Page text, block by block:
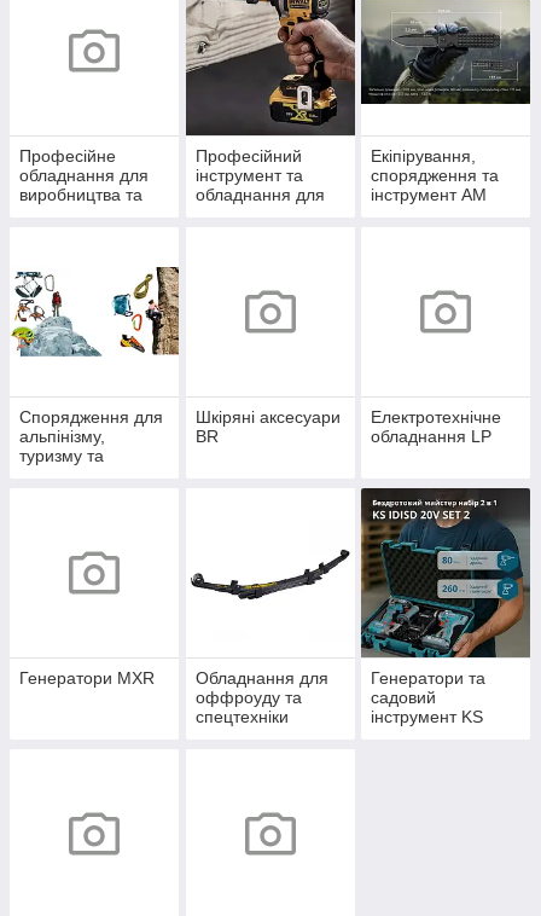
Професійне
обладнання для
виробництва та
Професійний
інструмент та
обладнання для
Екіпірування,
спорядження та
інструмент AM
Спорядження для
альпінізму,
туризму та
Шкіряні аксесуари
BR
Електротехнічне
обладнання LP
Генератори MXR
Обладнання для
оффроуду та
спецтехніки
Генератори та
садовий
інструмент KS